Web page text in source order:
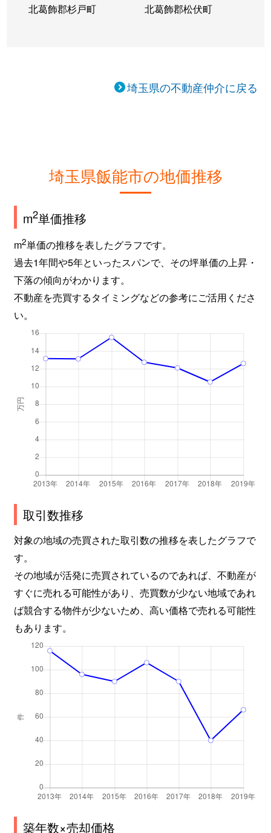
北葛飾郡杉戸町 北葛飾郡松伏町
埼玉県の不動産仲介に戻る
埼玉県飯能市の地価推移
m2単価推移
m2単価の推移を表したグラフです。
過去1年間や5年といったスパンで、その坪単価の上昇・
下落の傾向がわかります。
不動産を売買するタイミングなどの参考にご活用くださ
い。
取引数推移
対象の地域の売買された取引数の推移を表したグラフで
す。
その地域が活発に売買されているのであれば、不動産が
すぐに売れる可能性があり、売買数が少ない地域であれ
ば競合する物件が少ないため、高い価格で売れる可能性
もあります。
築年数×売却価格